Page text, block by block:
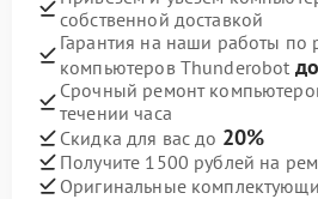
собственной доставкой
Гарантия на наши работы по
компьютеров Thunderobot
Срочный ремонт
течении часа
Скидка для вас до 20%
Получите 1500 рублей на
Оригинальные